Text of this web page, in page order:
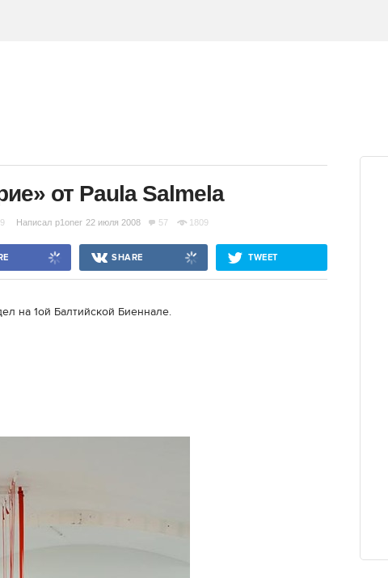
от Paula Salmela
Написал p1oner 22 июля 2008 57 1809
SHARE TWEET
на 1ой Балтийской Биеннале.